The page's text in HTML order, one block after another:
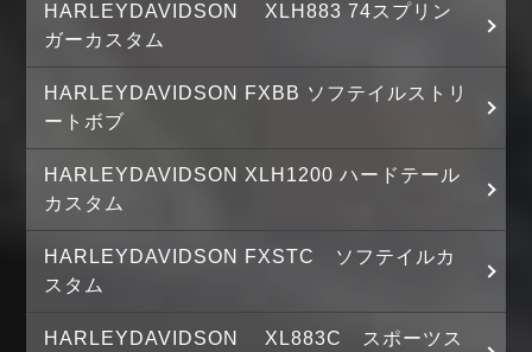
HARLEYDAVIDSON XLH883 74スプリン
ガーカスタム
HARLEYDAVIDSON FXBB ソフテイルストリ
ートボブ
HARLEYDAVIDSON XLH1200 ハードテール
カスタム
HARLEYDAVIDSON FXSTC ソフテイルカ
スタム
HARLEYDAVIDSON XL883C スポーツス